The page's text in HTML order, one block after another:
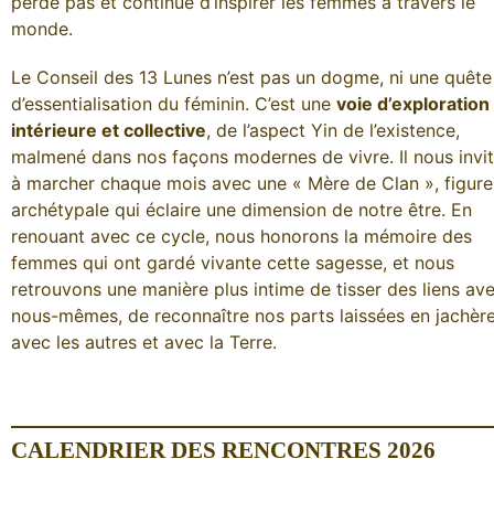
monde.
Le Conseil des 13 Lunes n’est pas un dogme, ni une quête
d’essentialisation du féminin. C’est une voie d’exploration
intérieure et collective, de l’aspect Yin de l’existence,
malmené dans nos façons modernes de vivre. Il nous
à marcher chaque mois avec une « Mère de Clan », figure
archétypale qui éclaire une dimension de notre être. En
renouant avec ce cycle, nous honorons la mémoire des
femmes qui ont gardé vivante cette sagesse, et nous
retrouvons une manière plus intime de tisser des liens
nous-mêmes, de reconnaître nos parts laissées en
avec les autres et avec la Terre.
CALENDRIER DES RENCONTRES 2026